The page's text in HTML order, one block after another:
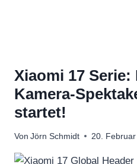
Xiaomi 17 Serie:
Kamera-
startet!
Von Jörn Schmidt 20.